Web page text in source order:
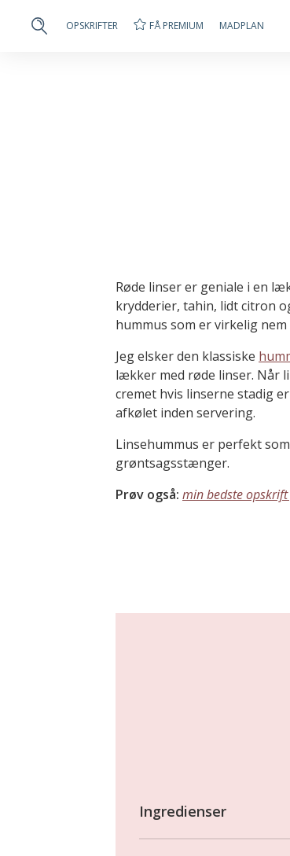
OPSKRIFTER FÅ PREMIUM MADPLAN
Røde linser er geniale i en
krydderier, tahin, lidt citron
hummus som er virkelig
Jeg elsker den klassiske
lækker med røde linser. Når
cremet hvis linserne stadig
afkølet inden servering.
Linsehummus er perfekt
grøntsagsstænger.
Prøv også: min bedste
Ingredienser